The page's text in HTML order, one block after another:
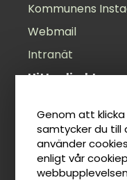
Genom att
samtycker du till
använder
enligt vår
Kommunens
Webmail
Intranät
Hitta direkt
Felanmälan
Anslagstavla
Lediga jobb